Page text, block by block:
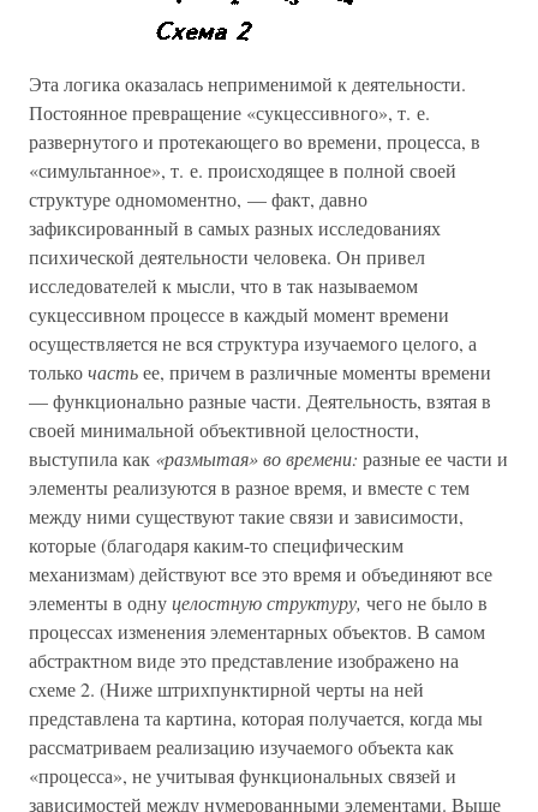
Эта логика оказалась неприменимой к деятельности.
Постоянное превращение «сукцессивного», т. е.
развернутого и протекающего во времени, процесса, в
«симультанное», т. е. происходящее в полной своей
структуре одномоментно, — факт, давно
зафиксированный в самых разных исследованиях
психической деятельности человека. Он привел
исследователей к мысли, что в так называемом
сукцессивном процессе в каждый момент времени
осуществляется не вся структура изучаемого целого, а
толькочастьее, причем в различные моменты времени
— функционально разные части. Деятельность, взятая в
своей минимальной объективной целостности,
выступила как «размытая» во времени: разные ее части и
элементы реализуются в разное время, и вместе с тем
между ними существуют такие связи и зависимости,
которые (благодаря каким-то специфическим
механизмам) действуют все это время и объединяют все
элементы в однуцелостную структуру, чего не было в
процессах изменения элементарных объектов. В самом
абстрактном виде это представление изображено на
схеме 2. (Ниже штрихпунктирной черты на ней
представлена та картина, которая получается, когда мы
рассматриваем реализацию изучаемого объекта как
«процесса», не учитывая функциональных связей и
зависимостей между нумерованными элементами. Выше